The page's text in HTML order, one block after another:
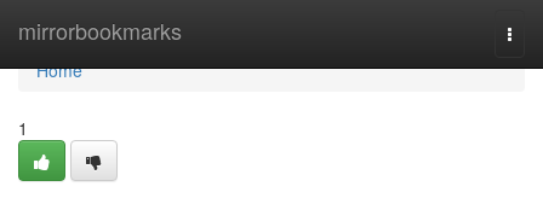
mirrorbookmarks
Home
Home
1